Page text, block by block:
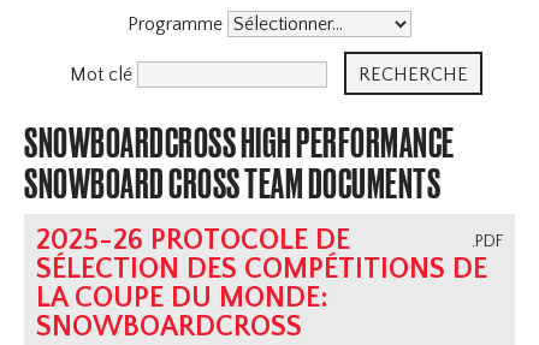
Événements & Compétitions
Programmes
Archive
Programme
Mot clé
SNOWBOARDCROSS HIGH PERFORMANCE
SNOWBOARD CROSS TEAM DOCUMENTS
.PDF
2025-26 PROTOCOLE DE
SÉLECTION DES COMPÉTITIONS DE
LA COUPE DU MONDE:
SNOWBOARDCROSS